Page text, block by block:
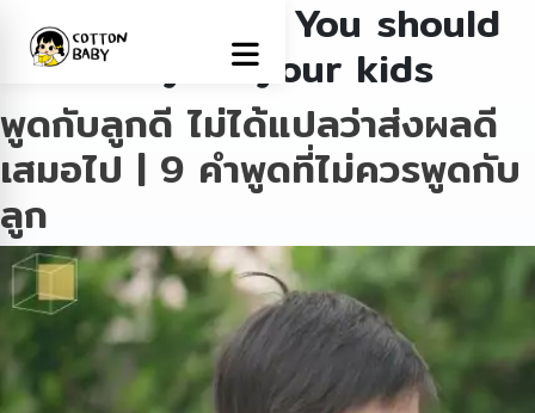
Tag:10 Things You should
never say to your kids
พูดกับลูกดี ไม่ได้แปลว่าส่งผลดี
เสมอไป | 9 คำพูดที่ไม่ควรพูดกับ
ลูก